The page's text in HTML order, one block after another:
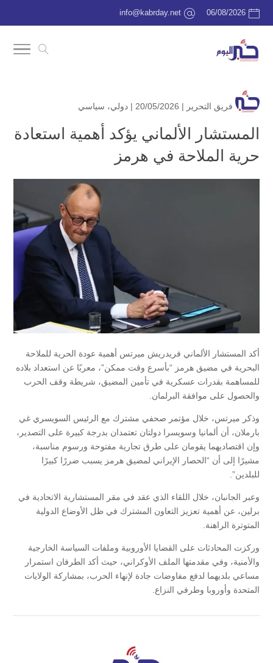
06/08/2026
info@kabrday.net
فريق التحرير | 20/05/2026 | دولي، سياسي
المستشار الألماني يؤكد أهمية استعادة
حرية الملاحة في هرمز
أكد المستشار الألماني فريدريش ميرتس أهمية عودة الحرية للملاحة
البحرية في مضيق هرمز “بأسرع وقت ممكن”، معربًا عن استعداد بلاده
للمساهمة بقدرات عسكرية في تأمين المضيق، شريطة وقف الحرب
والحصول على موافقة البرلمان.
وذكر ميرتس، خلال مؤتمر صحفي مشترك مع الرئيس السويسري غي
بارملان، أن ألمانيا وسويسرا دولتان تعتمدان بدرجة كبيرة على التصدير،
وإن اقتصاديهما يقومان على طرق تجارية مفتوحة ورسوم مناسبة،
مشيرًا إلى أن “الحصار الإيراني لمضيق هرمز يسبب ضررًا كبيرًا
للبلدين”.
وعبر الجانبان، خلال اللقاء الذي عقد في مقر المستشارية الاتحادية في
برلين، عن أهمية تعزيز التعاون المشترك في ظل الأوضاع الدولية
المتوترة الراهنة.
وركزت المحادثات على القضايا الأوروبية وملفات السياسة الخارجية
والأمنية، وفي مقدمتها الملف الأوكراني، حيث أكد الطرفان استمرار
مساعي بلديهما لدفع مفاوضات جادة لإنهاء الحرب، بمشاركة الولايات
المتحدة وأوروبا وطرفي النزاع.